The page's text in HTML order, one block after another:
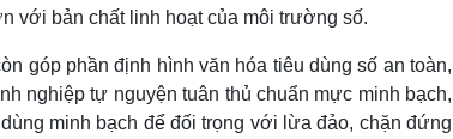
với bản chất linh hoạt của môi trường số.
góp phần định hình văn hóa tiêu dùng số an toàn,
nghiệp tự nguyện tuân thủ chuẩn mực minh bạch,
minh bạch để đối trọng với lừa đảo, chặn đứng